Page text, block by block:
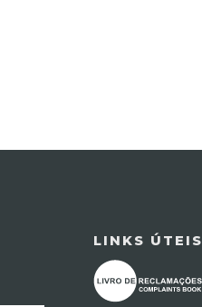
LINKS ÚTEIS